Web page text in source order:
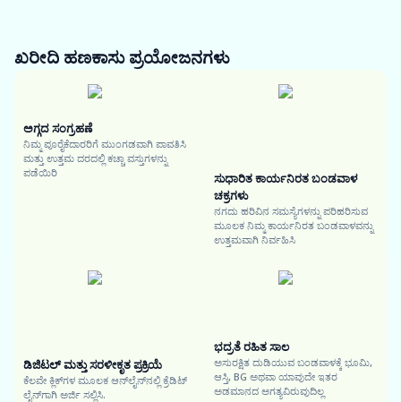
ಖರೀದಿ ಹಣಕಾಸುಪ್ರಯೋಜನಗಳು
ಅಗ್ಗದ ಸಂಗ್ರಹಣೆ
ನಿಮ್ಮ ಪೂರೈಕೆದಾರರಿಗೆ ಮುಂಗಡವಾಗಿ ಪಾವತಿಸಿ
ಮತ್ತು ಉತ್ತಮ ದರದಲ್ಲಿ ಕಚ್ಚಾ ವಸ್ತುಗಳನ್ನು
ಪಡೆಯಿರಿ
ಸುಧಾರಿತ ಕಾರ್ಯನಿರತ ಬಂಡವಾಳ
ಚಕ್ರಗಳು
ನಗದು ಹರಿವಿನ ಸಮಸ್ಯೆಗಳನ್ನು ಪರಿಹರಿಸುವ
ಮೂಲಕ ನಿಮ್ಮ ಕಾರ್ಯನಿರತ ಬಂಡವಾಳವನ್ನು
ಉತ್ತಮವಾಗಿ ನಿರ್ವಹಿಸಿ
ಡಿಜಿಟಲ್ ಮತ್ತು ಸರಳೀಕೃತ ಪ್ರಕ್ರಿಯೆ
ಕೆಲವೇ ಕ್ಲಿಕ್‌ಗಳ ಮೂಲಕ ಆನ್‌ಲೈನ್‌ನಲ್ಲಿ ಕ್ರೆಡಿಟ್
ಲೈನ್‌ಗಾಗಿ ಅರ್ಜಿ ಸಲ್ಲಿಸಿ.
ಭದ್ರತೆ ರಹಿತ ಸಾಲ
ಅಸುರಕ್ಷಿತ ದುಡಿಯುವ ಬಂಡವಾಳಕ್ಕೆ ಭೂಮಿ,
ಆಸ್ತಿ, BG ಅಥವಾ ಯಾವುದೇ ಇತರ
ಅಡಮಾನದ ಅಗತ್ಯವಿರುವುದಿಲ್ಲ